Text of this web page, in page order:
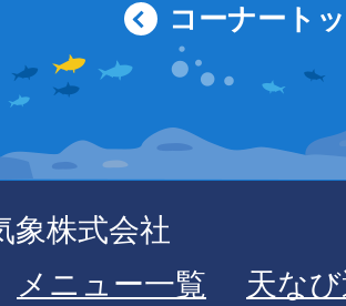
コーナート
象株式会社
メニュー一覧
天な